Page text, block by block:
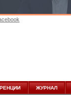
ЖУРНАЛ